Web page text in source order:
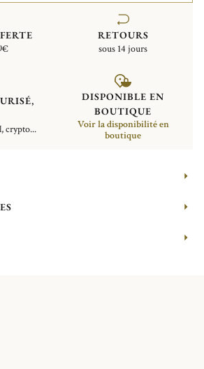
RETOURS
sous 14 jours
crypto...
DISPONIBLE EN
BOUTIQUE
Voir la disponibilité en
boutique